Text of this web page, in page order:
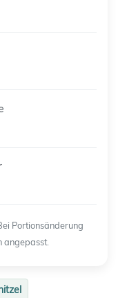
Portionsänderung
angepasst.